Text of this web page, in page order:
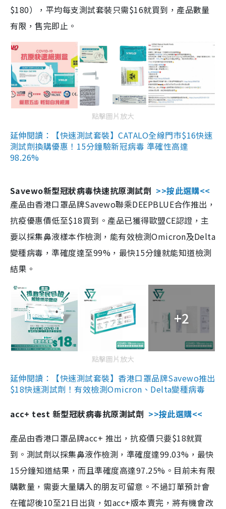
$180），平均每支測試套裝只需$16就買到，產品數量
有限，售完即止。
點擊圖片放大
延伸閱讀：【快速測試套裝】CATALO全線門市$16快速
測試劑換購優惠！15分鐘驗新冠病毒 準確性高達
98.26%
Savewo新型冠狀病毒快速抗原測試劑 >>按此選購<<
產品由香港口罩品牌Savewo聯乘DEEPBLUE合作推出，
抗疫優惠價低至$18買到。產品已獲得歐盟CE認證，主
要以採集鼻液樣本作檢測，能有效檢測Omicron及Delta
變種病毒，準確度達至99%，最快15分鐘就能知道檢測
結果。
+2
點擊圖片放大
延伸閱讀：【快速測試套裝】香港口罩品牌Savewo推出
$18快速測試劑！有效檢測Omicron、Delta變種病毒
acc+ test 新型冠狀病毒抗原測試劑 >>按此選購<<
產品由香港口罩品牌acc+ 推出，抗疫價只要$18就買
到。測試劑以採集鼻液作檢測，準確度達99.03%，最快
15分鐘知道結果，而且準確度高達97.25%。目前未有限
購數量，需要大量購入的朋友可留意。不過訂單預計會
在確認後10至21日出貨，如acc+版本賣完，將有機會改